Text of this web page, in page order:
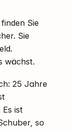
Sie
Sie
wächst.
25 Jahre
ist
so